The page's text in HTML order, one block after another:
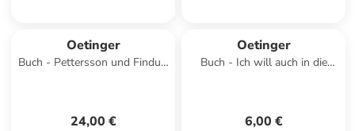
Oetinger
Buch - Pettersson und Findus.
24,00 €
Oetinger
Buch - Ich will auch in die
6,00 €